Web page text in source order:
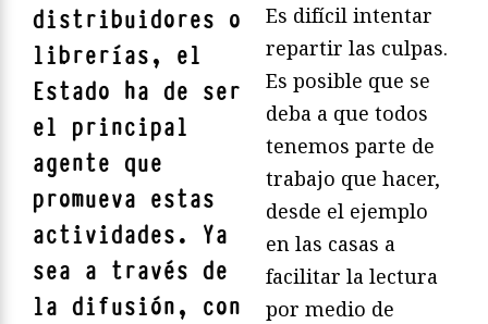
distribuidores o
librerías, el
Estado ha de ser
el principal
agente que
promueva estas
actividades. Ya
sea a través de
la difusión, con
Es difícil intentar
repartir las culpas.
Es posible que se
deba a que todos
tenemos parte de
trabajo que hacer,
desde el ejemplo
en las casas a
facilitar la lectura
por medio de